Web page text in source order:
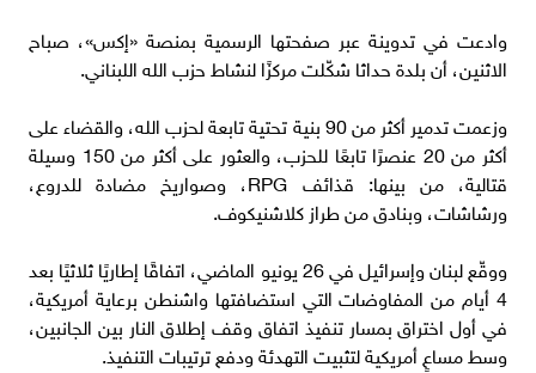
وادعت في تدوينة عبر صفحتها الرسمية بمنصة «إكس»، صباح
الاثنين، أن بلدة حداثا شكّلت مركزًا لنشاط حزب الله اللبناني.
وزعمت تدمير أكثر من 90 بنية تحتية تابعة لحزب الله، والقضاء على
أكثر من 20 عنصرًا تابعًا للحزب، والعثور على أكثر من 150 وسيلة
قتالية، من بينها: قذائف RPG، وصواريخ مضادة للدروع،
ورشاشات، وبنادق من طراز كلاشنيكوف.
ووقّع لبنان وإسرائيل في 26 يونيو الماضي، اتفاقًا إطاريًا ثلاثيًا بعد
4 أيام من المفاوضات التي استضافتها واشنطن برعاية أمريكية،
في أول اختراق بمسار تنفيذ اتفاق وقف إطلاق النار بين الجانبين،
وسط مساعٍ أمريكية لتثبيت التهدئة ودفع ترتيبات التنفيذ.